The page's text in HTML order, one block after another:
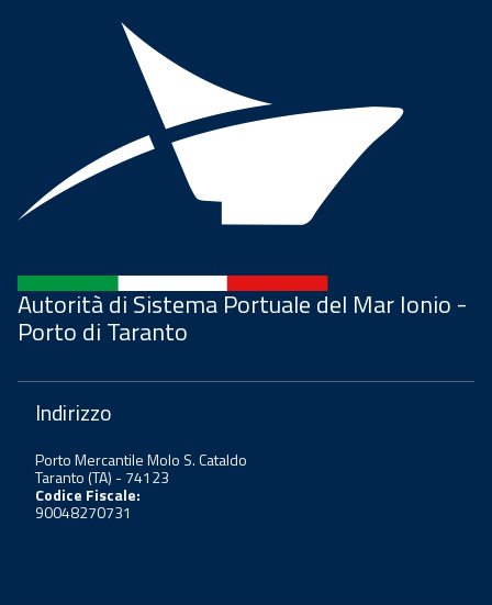
Autorità di Sistema Portuale del Mar Ionio -
Porto di Taranto
Indirizzo
Porto Mercantile Molo S. Cataldo
Taranto (TA) - 74123
Codice Fiscale:
90048270731